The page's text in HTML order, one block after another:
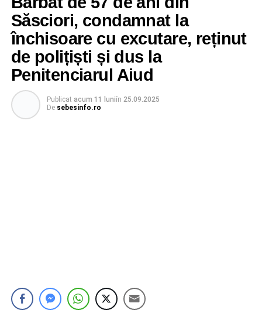
Săsciori, condamnat la
închisoare cu excutare, reținut
de polițiști și dus la
Penitenciarul Aiud
Publicat acum 11 luniîn 25.09.2025
De sebesinfo.ro